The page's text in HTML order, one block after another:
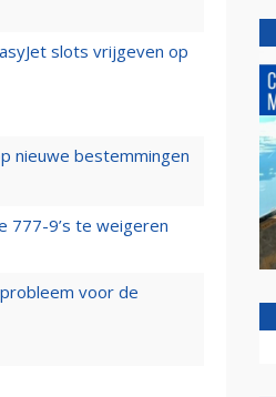
slots vrijgeven op
nieuwe bestemmingen
777-9’s te weigeren
voor de